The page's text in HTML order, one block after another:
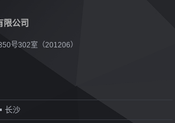
团队风采
UTM升级
技术答疑
限公司
号302室（201206）
长沙